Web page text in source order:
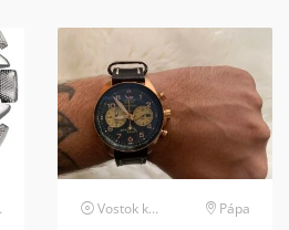
Vostok karóra Pápa